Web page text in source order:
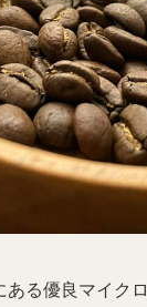
ある優良マイク